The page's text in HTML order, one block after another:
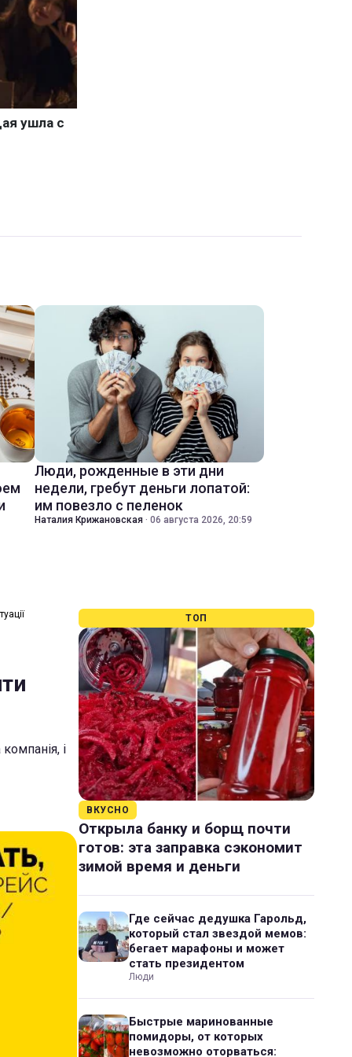
Люди, рожденные в эти дни
недели, гребут деньги лопатой:
им повезло с пеленок
Наталия Крижановская · 06 августа 2026, 20:59
і
ТОП
ВКУСНО
Открыла банку и борщ почти
готов: эта заправка сэкономит
зимой время и деньги
Где сейчас дедушка Гарольд,
который стал звездой мемов:
бегает марафоны и может
стать президентом
Люди
Быстрые маринованные
помидоры, от которых
невозможно оторваться: